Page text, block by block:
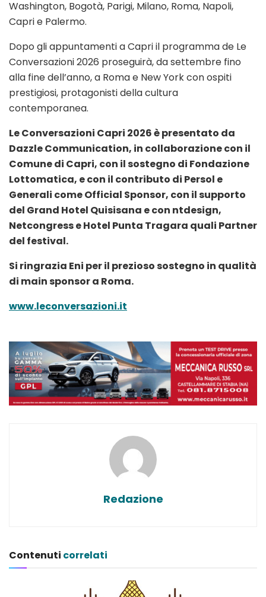
Washington, Bogotà, Parigi, Milano, Roma, Napoli,
Capri e Palermo.
Dopo gli appuntamenti a Capri il programma de Le
Conversazioni 2026 proseguirà, da settembre fino
alla fine dell’anno, a Roma e New York con ospiti
prestigiosi, protagonisti della cultura
contemporanea.
Le Conversazioni Capri 2026 è presentato da
Dazzle Communication, in collaborazione con il
Comune di Capri, con il sostegno di Fondazione
Lottomatica, e con il contributo di Persol e
Generali come Official Sponsor, con il supporto
del Grand Hotel Quisisana e con ntdesign,
Netcongress e Hotel Punta Tragara quali Partner
del festival.
Si ringrazia Eni per il prezioso sostegno in qualità
di main sponsor a Roma.
www.leconversazioni.it
Redazione
Contenuti correlati